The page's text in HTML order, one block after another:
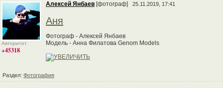
Авторитет
+45318
Алексей Янбаев [фотограф] 25.11.2019, 17:41
Аня
Фотограф - Алексей Янбаев
Модель - Анна Филатова Genom Models
Раздел: Фотография